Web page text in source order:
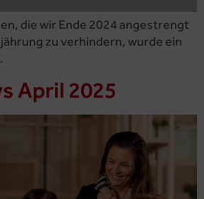
die wir Ende 2024 angestrengt
zu verhindern, wurde ein
April 2025